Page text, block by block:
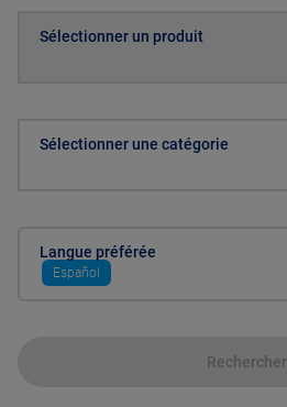
Sélectionner un produit
Sélectionner une catégorie
Langue préférée
Español
Rechercher